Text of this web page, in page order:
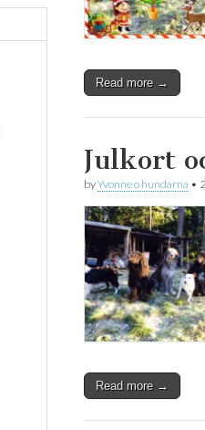
Read more →
Julkort
byYvonne o hundarna •
Read more →